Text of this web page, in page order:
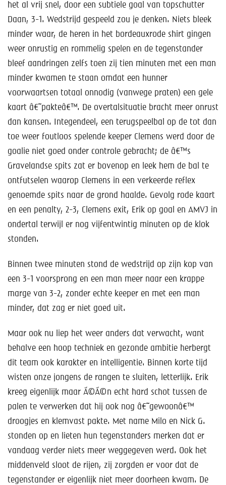
het al vrij snel, door een subtiele goal van topschutter
Daan, 3-1. Wedstrijd gespeeld zou je denken. Niets bleek
minder waar, de heren in het bordeauxrode shirt gingen
weer onrustig en rommelig spelen en de tegenstander
bleef aandringen zelfs toen zij tien minuten met een man
minder kwamen te staan omdat een hunner
voorwaartsen totaal onnodig (vanwege praten) een gele
kaart â€˜pakteâ€™. De overtalsituatie bracht meer onrust
dan kansen. Integendeel, een terugspeelbal op de tot dan
toe weer foutloos spelende keeper Clemens werd door de
goalie niet goed onder controle gebracht; de â€™s
Gravelandse spits zat er bovenop en leek hem de bal te
ontfutselen waarop Clemens in een verkeerde reflex
genoemde spits naar de grond haalde. Gevolg rode kaart
en een penalty, 2-3, Clemens exit, Erik op goal en AMVJ in
ondertal terwijl er nog vijfentwintig minuten op de klok
stonden.
Binnen twee minuten stond de wedstrijd op zijn kop van
een 3-1 voorsprong en een man meer naar een krappe
marge van 3-2, zonder echte keeper en met een man
minder, dat zag er niet goed uit.
Maar ook nu liep het weer anders dat verwacht, want
behalve een hoop techniek en gezonde ambitie herbergt
dit team ook karakter en intelligentie. Binnen korte tijd
wisten onze jongens de rangen te sluiten, letterlijk. Erik
kreeg eigenlijk maar Ã©Ã©n echt hard schot tussen de
palen te verwerken dat hij ook nog â€˜gewoonâ€™
droogjes en klemvast pakte. Met name Milo en Nick G.
stonden op en lieten hun tegenstanders merken dat er
vandaag verder niets meer weggegeven werd. Ook het
middenveld sloot de rijen, zij zorgden er voor dat de
tegenstander er eigenlijk niet meer doorheen kwam. De